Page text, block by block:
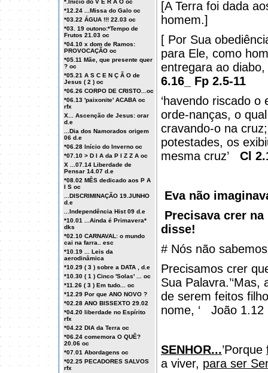
*.Início do V E R Ã O oc
*12.24 ...Missa do Galo oc
*03.22 ÁGUA !!! 22.03 oc
*03. 19 outono:*Tempo de
Frutos 21.03 oc
*04.10 x dom de Ramos:
PROVOCAÇÃO oc
*05.11 Mãe, que presente quer
? oc
*05.21 A S C E N Ç Ã O de
Jesus ( 2 ) oc
*06.26 CORPO DE CRISTO...oc
*06.13 'paixonite' ACABA oc
rfx
X... Ascenção de Jesus: orar
d.e
...Dia dos Namorados origem
06 d.e
*06.28 Início do Inverno oc
*07.10 > D I A da P I Z Z A oc
X ...07.14 Liberdade de
Pensar 14.07 d.e
*08.02 MÊS dedicado aos P A
I S oc
...DISCRIMINAÇÃO 19.JUNHO
d.e
...Independência Hist 09 d.e
*10.01 ...Ainda é Primavera*
dks
*02.10 CARNAVAL: o mundo
cai na farra.. esc
*10.19 ... Leis da
aerodinâmica
*10.29 ( 3 ) sobre a DATA , d.e
*10.30 ( 1 ) Cinco 'Solas' ... oc
*11.26 ( 3 ) Em tudo... oc
*12.29 Por que ANO NOVO ?
*02.28 ANO BISSEXTO 29.02
*04.20 liberdade no Espírito
rfx
*04.22 DIA da Terra oc
*06.24 comemora O QUÊ?
20.06 oc
*07.01 Abordagens oc
*02.25 PECADORES SALVOS
rfx
[A Terra foi dada
homem.]
[ Por Sua
para Ele, como
entregara ao
6.16_ Fp 2.5-11
‘havendo riscado
orde-nanças, o
cravando-o na
potestades, os
mesma cruz’
Cl
Eva não
Precisava crer na
disse!
# Nós não
Precisamos crer
Sua
de serem feitos
nome, ‘
João 1.12
SENHOR...’Porque
a viver, para ser